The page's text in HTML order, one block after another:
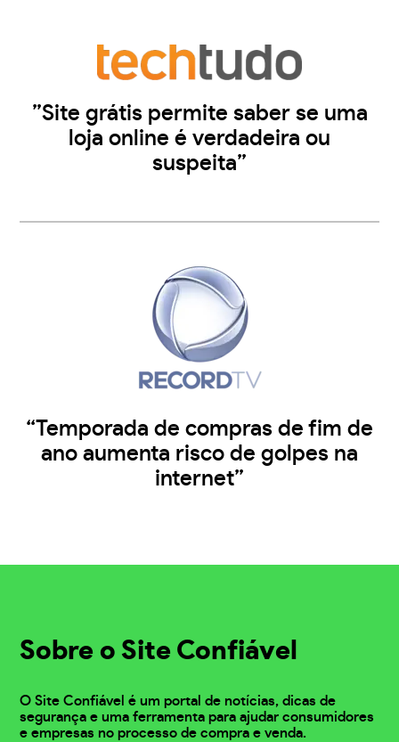
”Site grátis permite saber se uma
loja online é verdadeira ou
suspeita”
“Temporada de compras de fim de
ano aumenta risco de golpes na
internet”
Sobre o Site Confiável
O Site Confiável é um portal de notícias, dicas de
segurança e uma ferramenta para ajudar consumidores
e empresas no processo de compra e venda.